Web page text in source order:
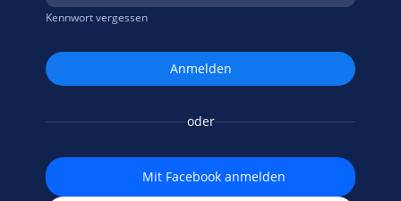
Kennwort vergessen
oder
Mit Facebook anmelden